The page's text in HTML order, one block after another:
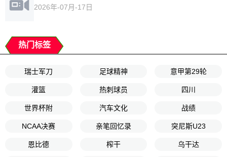
2026年-07月-17日
热门标签
瑞士军刀 足球精神 意甲第29轮
灌篮 热刺球员 四川
世界杯附 汽车文化 战绩
NCAA决赛 亲笔回忆录 突尼斯U23
恩比德 榨干 乌干达